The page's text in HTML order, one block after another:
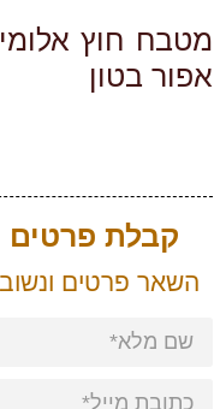
מטבח חוץ
אפור בטון
קבלת פרטים
השאר פרטים